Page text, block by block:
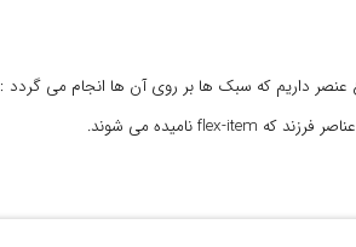
عنصر داریم که سبک ها بر روی آن ها انجام می گردد :